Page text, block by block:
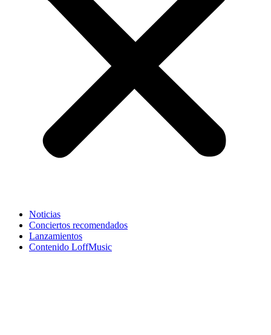
Noticias
Conciertos recomendados
Lanzamientos
Contenido LoffMusic